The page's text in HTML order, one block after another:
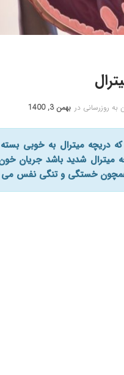
به روزرسانی در بهمن 3, 1400
که دریچه میترال به خوبی
میترال شدید باشد جریان
همچون خستگی و تنگی نفس